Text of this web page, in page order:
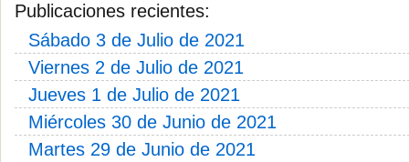
Publicaciones recientes:
Sábado 3 de Julio de 2021
Viernes 2 de Julio de 2021
Jueves 1 de Julio de 2021
Miércoles 30 de Junio de 2021
Martes 29 de Junio de 2021